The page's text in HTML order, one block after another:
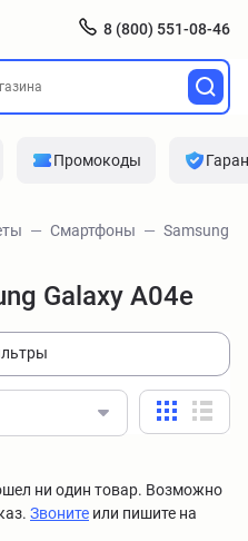
8 (800) 551-08-46
Промокоды
Смартфоны
Samsung
Galaxy A04e
ни один товар. Возможно
Звоните или пишите на